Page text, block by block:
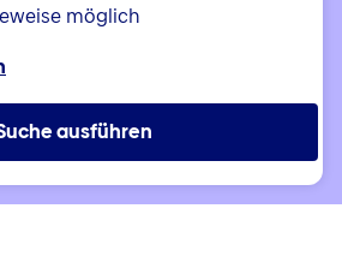
möglich
ausführen